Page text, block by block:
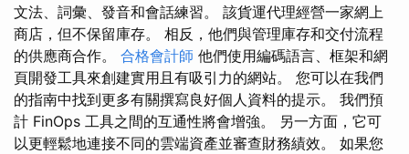
文法、詞彙、發音和會話練習。 該貨運代理經營一家網上
商店，但不保留庫存。 相反，他們與管理庫存和交付流程
的供應商合作。 合格會計師 他們使用編碼語言、框架和網
頁開發工具來創建實用且有吸引力的網站。 您可以在我們
的指南中找到更多有關撰寫良好個人資料的提示。 我們預
計 FinOps 工具之間的互通性將會增強。 另一方面，它可
以更輕鬆地連接不同的雲端資產並審查財務績效。 如果您